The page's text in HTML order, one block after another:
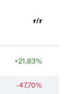
r/r
+21,83%
-47,70%